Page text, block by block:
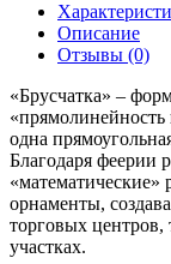
Описание
Отзывы (0)
«Брусчатка» –
одна
Благодаря феерии
«математические»
орнаменты,
торговых
участках.